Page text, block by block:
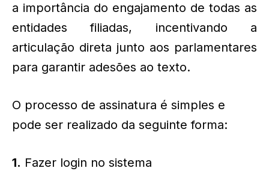
a importância do engajamento de todas as
entidades filiadas, incentivando a
articulação direta junto aos parlamentares
para garantir adesões ao texto.
O processo de assinatura é simples e
pode ser realizado da seguinte forma:
1. Fazer login no sistema